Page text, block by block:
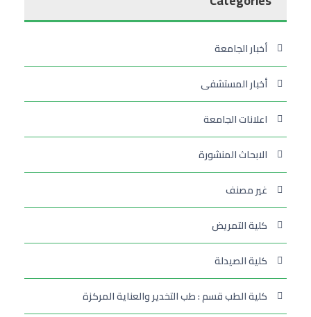
أخبار الجامعة
أخبار المستشفى
اعلانات الجامعة
الابحاث المنشورة
غير مصنف
كلية التمريض
كلية الصيدلة
كلية الطب قسم : طب التخدير والعناية المركزة